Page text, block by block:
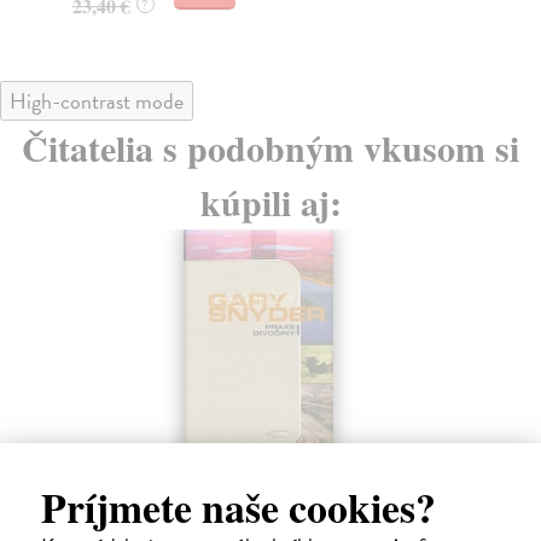
Príjmete naše cookies?
High-contrast mode
Čitatelia s podobným vkusom si
kúpili aj:
Obnova národů
Snyder Timothy | Kniha